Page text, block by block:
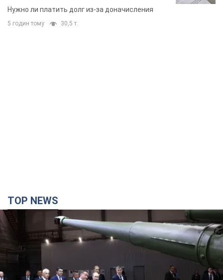
вынес неожиданное решение
Нужно ли платить долг из-за доначисления
5 годин тому 30,5 т.
TOP NEWS